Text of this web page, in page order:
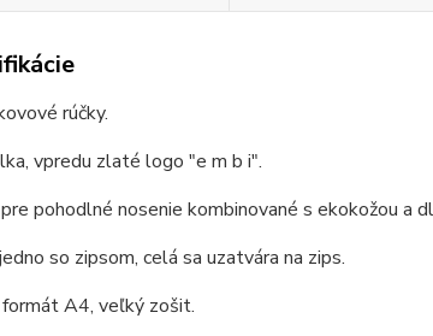
rúčky.
vpredu zlaté logo "e m b i".
pohodlné nosenie kombinované s ekokožou a
so zipsom, celá sa uzatvára na zips.
A4, veľký zošit.